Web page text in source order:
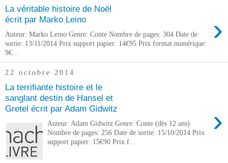
La véritable histoire de Noël
écrit par Marko Leino
›
Auteur: Marko Leino Genre: Conte Nombre de pages: 304 Date de
sortie: 13/11/2014 Prix support papier: 14€95 Prix format numérique:
9€...
22 octobre 2014
La terrifiante histoire et le
sanglant destin de Hansel et
Gretel écrit par Adam Gidwitz
›
Auteur: Adam Gidwitz Genre: Conte (dès 12 ans)
Nombre de pages: 256 Date de sortie: 15/10/2014 Prix
support papier: 15€90 Prix f...